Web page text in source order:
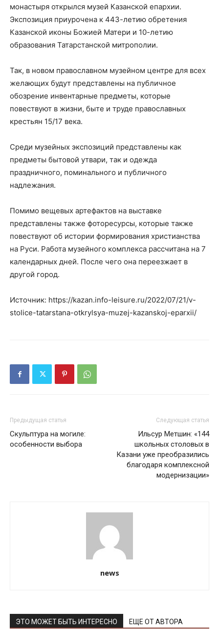
монастыря открылся музей Казанской епархии.
Экспозиция приурочена к 443-летию обретения
Казанской иконы Божией Матери и 10-летию
образования Татарстанской митрополии.
Так, в новом православном музейном центре для всех
желающих будут представлены на публичное
обозрение инвентарные предметы, которые
повествуют в жизни, быте и труде православных
крестьян 15/17 века.
Среди музейных экспозиций представлены как
предметы бытовой утвари, так и одежда
праздничного, поминального и публичного
надлежания.
Помимо вещевых артефактов на выставке
представлены также фоторесурсы, которые также
повествуют об истории формирования христианства
на Руси. Работа музейного комплекса рассчитана на 7
календарных дней. После чего она переезжает в
другой город.
Источник: https://kazan.info-leisure.ru/2022/07/21/v-
stolice-tatarstana-otkrylsya-muzej-kazanskoj-eparxii/
Предыдущая статья
Скульптура на могиле:
особенности выбора
Следующая статья
Ильсур Метшин: «144
школьных столовых в
Казани уже преобразились
благодаря комплексной
модернизации»
news
ЭТО МОЖЕТ БЫТЬ ИНТЕРЕСНО ЕЩЕ ОТ АВТОРА